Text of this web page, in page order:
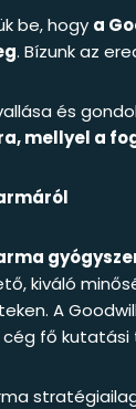
be, hogy a
. Bízunk az
és
mellyel a
kiváló
A
fő